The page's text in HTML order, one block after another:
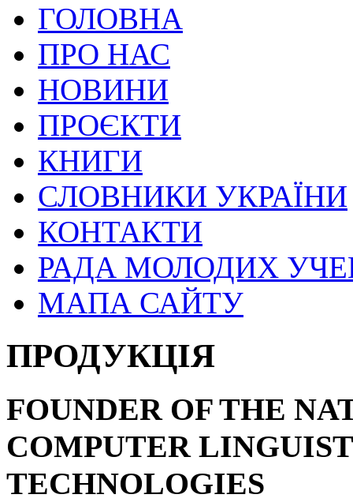
ГОЛОВНА
ПРО НАС
НОВИНИ
ПРОЄКТИ
КНИГИ
СЛОВНИКИ УКРАЇНИ
КОНТАКТИ
РАДА МОЛОДИХ
МАПА САЙТУ
ПРОДУКЦІЯ
FOUNDER OF THE
COMPUTER
TECHNOLOGIES